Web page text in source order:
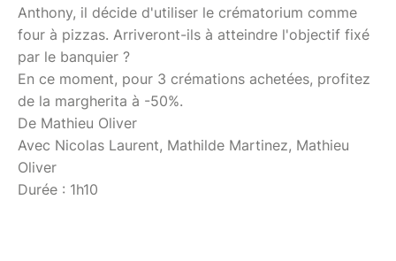
Anthony, il décide d'utiliser le crématorium comme
four à pizzas. Arriveront-ils à atteindre l'objectif fixé
par le banquier ?
En ce moment, pour 3 crémations achetées, profitez
de la margherita à -50%.
De Mathieu Oliver
Avec Nicolas Laurent, Mathilde Martinez, Mathieu
Oliver
Durée : 1h10